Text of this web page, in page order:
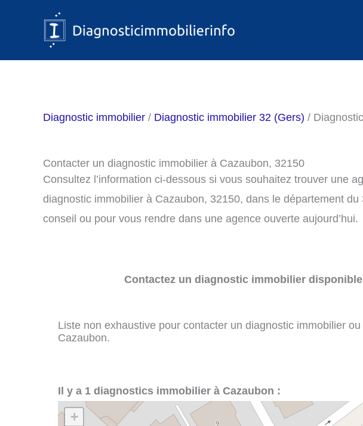
Diagnostic immobilier / Diagnostic immobilier 32 (Gers) /
Contacter un diagnostic immobilier à Cazaubon, 32150
Consultez l’information ci-dessous si vous souhaitez trouver une
diagnostic immobilier à Cazaubon, 32150, dans le département du
conseil ou pour vous rendre dans une agence ouverte aujourd’hui.
Contactez un diagnostic immobilier disponible
Liste non exhaustive pour contacter un diagnostic immobilier
Cazaubon.
Il y a 1 diagnostics immobilier à Cazaubon :
+